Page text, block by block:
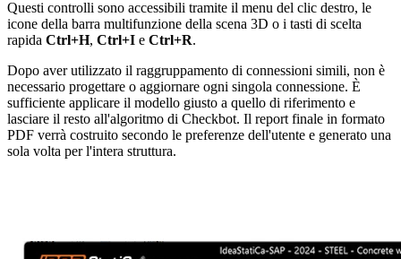
Questi controlli sono accessibili tramite il menu del clic destro, le
icone della barra multifunzione della scena 3D o i tasti di scelta
rapida Ctrl+H, Ctrl+I e Ctrl+R.
Dopo aver utilizzato il raggruppamento di connessioni simili, non è
necessario progettare o aggiornare ogni singola connessione. È
sufficiente applicare il modello giusto a quello di riferimento e
lasciare il resto all'algoritmo di Checkbot. Il report finale in formato
PDF verrà costruito secondo le preferenze dell'utente e generato una
sola volta per l'intera struttura.